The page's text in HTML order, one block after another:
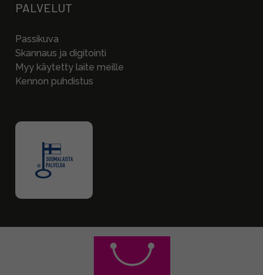
PALVELUT
Passikuva
Skannaus ja digitointi
Myy käytetty laite meille
Kennon puhdistus